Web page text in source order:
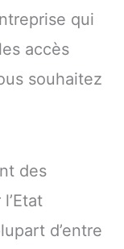
qui
accès
souhaitez
des
d’entre